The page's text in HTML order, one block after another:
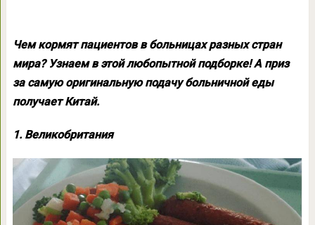
Чем кормят пациентов в больницах разных стран
мира? Узнаем в этой любопытной подборке! А приз
за самую оригинальную подачу больничной еды
получает Китай.
1. Великобритания